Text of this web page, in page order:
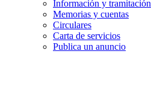
Información y tramitación
Memorias y cuentas
Circulares
Carta de servicios
Publica un anuncio